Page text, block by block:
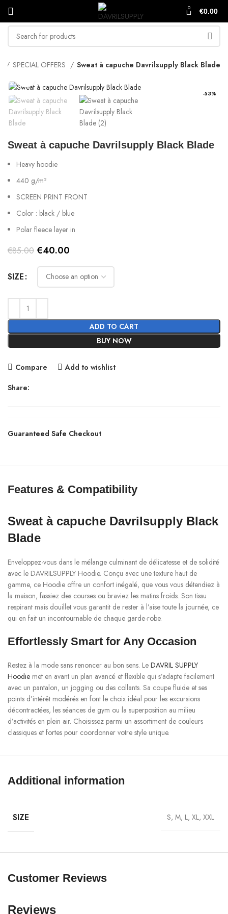
0 €0.00
SPECIAL OFFERS Sweat à capuche Davrilsupply Black Blade
-53%
Sweat à capuche Davrilsupply Black Blade
Heavy hoodie
440 g/m²
SCREEN PRINT FRONT
Color : black / blue
Polar fleece layer in
€85.00 Original
was:
€85.00.
€40.00
is:
€40.00.
SIZE
ADD TO CART
BUY NOW
Compare Add to wishlist
Share:
Guaranteed Safe Checkout
Features & Compatibility
Sweat à capuche Davrilsupply Black
Blade
Enveloppez-vous dans le mélange culminant de délicatesse et de solidité
avec le DAVRILSUPPLY Hoodie. Conçu avec une texture haut de
gamme, ce Hoodie offre un confort inégalé, que vous vous détendiez à
la maison, fassiez des courses ou braviez les matins froids. Son tissu
respirant mais douillet vous garantit de rester à l’aise toute la journée, ce
qui en fait un incontournable de chaque garde-robe.
Effortlessly Smart for Any Occasion
Restez à la mode sans renoncer au bon sens. Le DAVRIL SUPPLY
Hoodie met en avant un plan avancé et flexible qui s’adapte facilement
avec un pantalon, un jogging ou des collants. Sa coupe fluide et ses
points d’intérêt modérés en font le choix idéal pour les excursions
décontractées, les séances de gym ou la superposition au milieu
d’activités en plein air. Choisissez parmi un assortiment de couleurs
classiques et fortes pour coordonner votre style unique.
Built to Final with Regular Functionality
Fabriqué avec une robustesse intellectuelle, le DAVRILSUPPLY Hoodie
avant ouverte et une capuche flexible à cordon, ajoutent du confort à
votre vie quotidienne. Que vous soyez en déplacement ou en train de
Heavy hoodie
Additional information
SIZE S, M, L, XL, XXL
Customer Reviews
Reviews